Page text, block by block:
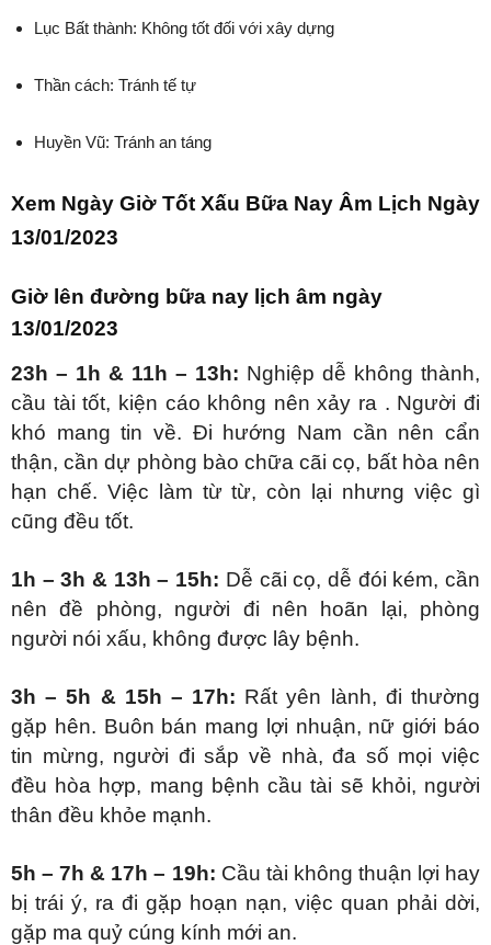
Lục Bất thành: Không tốt đối với xây dựng
Thần cách: Tránh tế tự
Huyền Vũ: Tránh an táng
Xem Ngày Giờ Tốt Xấu Bữa Nay Âm Lịch Ngày
13/01/2023
Giờ lên đường bữa nay lịch âm ngày
13/01/2023
23h – 1h & 11h – 13h: Nghiệp dễ không thành,
cầu tài tốt, kiện cáo không nên xảy ra . Người đi
khó mang tin về. Đi hướng Nam cần nên cẩn
thận, cần dự phòng bào chữa cãi cọ, bất hòa nên
hạn chế. Việc làm từ từ, còn lại nhưng việc gì
cũng đều tốt.
1h – 3h & 13h – 15h: Dễ cãi cọ, dễ đói kém, cần
nên đề phòng, người đi nên hoãn lại, phòng
người nói xấu, không được lây bệnh.
3h – 5h & 15h – 17h: Rất yên lành, đi thường
gặp hên. Buôn bán mang lợi nhuận, nữ giới báo
tin mừng, người đi sắp về nhà, đa số mọi việc
đều hòa hợp, mang bệnh cầu tài sẽ khỏi, người
thân đều khỏe mạnh.
5h – 7h & 17h – 19h: Cầu tài không thuận lợi hay
bị trái ý, ra đi gặp hoạn nạn, việc quan phải dời,
gặp ma quỷ cúng kính mới an.